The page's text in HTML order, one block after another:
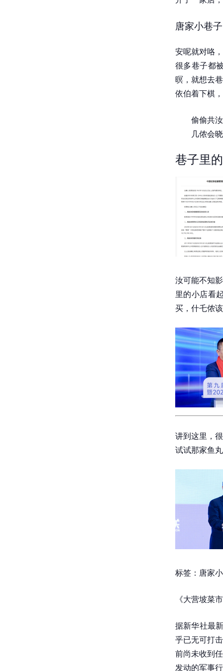
唐家小巷
安呢就对咯
很多巷子都
暝，就想去
依伯着下棋
偷偷共
几侬会
巷子里
汝可能不知
里的小店看
买，什乇侬
讲到这里，
试试那家鱼
标签：唐家
《大营坡菜
据新华社最
乎已无可打
前尚未收到
发动的军事